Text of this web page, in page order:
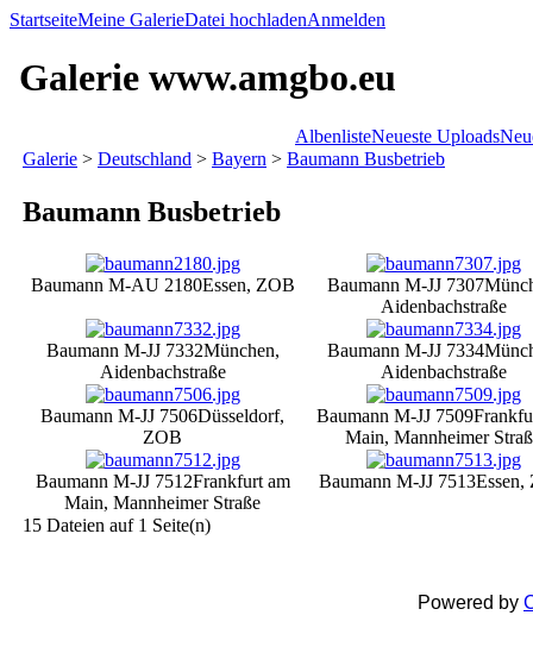
StartseiteMeine GalerieDatei hochladenAnmelden
Galerie www.amgbo.eu
AlbenlisteNeueste Uploads
Galerie > Deutschland > Bayern > Baumann Busbetrieb
Baumann Busbetrieb
Baumann M-AU 2180Essen, ZOB Baumann M-JJ 7307
Aidenbachstraße
Baumann M-JJ 7332München,
Aidenbachstraße
Baumann M-JJ 7334
Aidenbachstraße
Baumann M-JJ 7506Düsseldorf,
ZOB
Baumann M-JJ 7509
Main, Mannheimer
Baumann M-JJ 7512Frankfurt am
Main, Mannheimer Straße
Baumann M-JJ 7513Essen,
15 Dateien auf 1 Seite(n)
Powered by